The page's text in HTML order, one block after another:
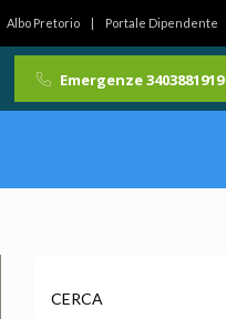
Albo Pretorio Portale Dipendente
Emergenze 3403881919
CERCA